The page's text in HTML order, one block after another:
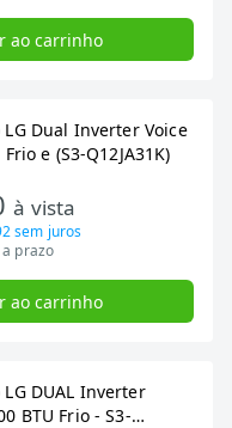
ao carrinho
Dual Inverter Voice
+IA 12.000 BTUs, Frio e (S3-Q12JA31K)
à vista
sem juros
prazo
ao carrinho
DUAL Inverter
Frio - S3-